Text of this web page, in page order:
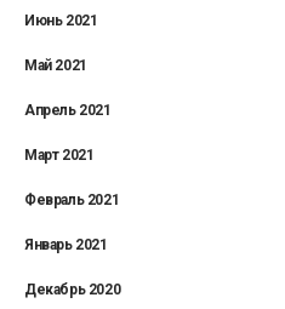
Июнь 2021
Май 2021
Апрель 2021
Март 2021
Февраль 2021
Январь 2021
Декабрь 2020